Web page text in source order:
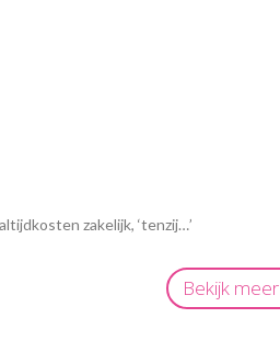
zakelijk, ‘tenzij…’
Bekijk meer